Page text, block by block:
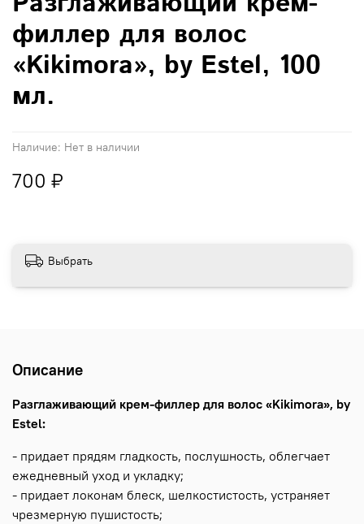
Наличие: Нет в наличии
филлер для волос
«Kikimora», by Estel, 100
мл.
700 ₽
Выбрать
Описание
Разглаживающий крем-филлер для волос «Kikimora», by
Estel:
- придает прядям гладкость, послушность, облегчает
ежедневный уход и укладку;
- придает локонам блеск, шелкостистость, устраняет
чрезмерную пушистость;